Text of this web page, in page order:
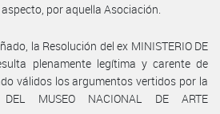
por aquella Asociación.
la Resolución del ex MINISTERIO DE
plenamente legítima y carente de
válidos los argumentos vertidos por la
DEL MUSEO NACIONAL DE ARTE